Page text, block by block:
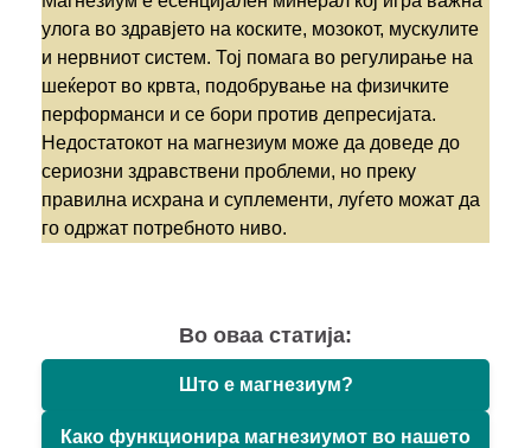
улога во здравјето на коските, мозокот, мускулите
и нервниот систем. Тој помага во регулирање на
шеќерот во крвта, подобрување на физичките
перформанси и се бори против депресијата.
Недостатокот на магнезиум може да доведе до
сериозни здравствени проблеми, но преку
правилна исхрана и суплементи, луѓето можат да
го одржат потребното ниво.
Во оваа статија:
Што е магнезиум?
Како функционира магнезиумот во нашето